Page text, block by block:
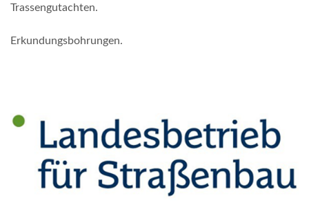
Trassengutachten.
Erkundungsbohrungen.